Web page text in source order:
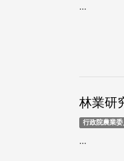
...
林業研
行政院農業
...